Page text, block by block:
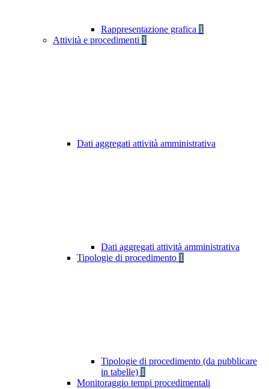
Rappresentazione grafica 1
Attività e procedimenti 1
Dati aggregati attività amministrativa
Dati aggregati attività amministrativa
Tipologie di procedimento 1
Tipologie di procedimento (da pubblicare
in tabelle) 1
Monitoraggio tempi procedimentali